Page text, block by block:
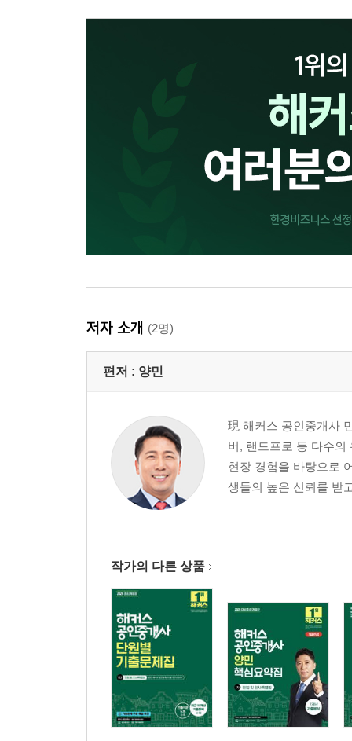
저자 소개 (2명)
편저 : 양민
現 해커스 공인중개사
버, 랜드프로 등 다수
현장 경험을 바탕으로
생들의 높은 신뢰를 받
작가의 다른 상품